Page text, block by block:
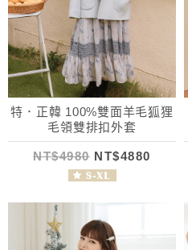
特．正韓 100%雙面羊毛狐狸
毛領雙排扣外套
NT$4980NT$4880